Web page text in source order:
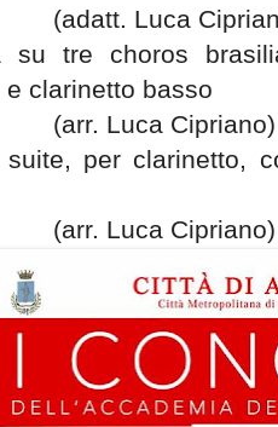
(adatt. Luca
su tre choros
e clarinetto basso
(arr. Luca Cipriano)
suite, per clarinetto,
(arr. Luca Cipriano)